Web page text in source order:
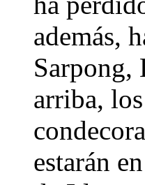
además,
Sarpong,
arriba,
estarán